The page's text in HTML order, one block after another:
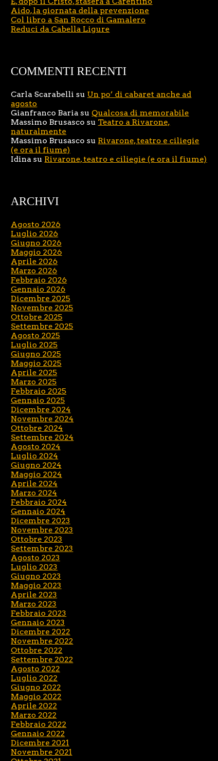
Aido, la giornata della prevenzione
Col libro a San Rocco di Gamalero
Reduci da Cabella Ligure
COMMENTI RECENTI
Carla Scarabelli su Un po’ di cabaret anche ad
agosto
Gianfranco Baria su Qualcosa di memorabile
Massimo Brusasco su Teatro a Rivarone,
naturalmente
Massimo Brusasco su Rivarone, teatro e ciliegie
(e ora il fiume)
Idina su Rivarone, teatro e ciliegie (e ora il fiume)
ARCHIVI
Agosto 2026
Luglio 2026
Giugno 2026
Maggio 2026
Aprile 2026
Marzo 2026
Febbraio 2026
Gennaio 2026
Dicembre 2025
Novembre 2025
Ottobre 2025
Settembre 2025
Agosto 2025
Luglio 2025
Giugno 2025
Maggio 2025
Aprile 2025
Marzo 2025
Febbraio 2025
Gennaio 2025
Dicembre 2024
Novembre 2024
Ottobre 2024
Settembre 2024
Agosto 2024
Luglio 2024
Giugno 2024
Maggio 2024
Aprile 2024
Marzo 2024
Febbraio 2024
Gennaio 2024
Dicembre 2023
Novembre 2023
Ottobre 2023
Settembre 2023
Agosto 2023
Luglio 2023
Giugno 2023
Maggio 2023
Aprile 2023
Marzo 2023
Febbraio 2023
Gennaio 2023
Dicembre 2022
Novembre 2022
Ottobre 2022
Settembre 2022
Agosto 2022
Luglio 2022
Giugno 2022
Maggio 2022
Aprile 2022
Marzo 2022
Febbraio 2022
Gennaio 2022
Dicembre 2021
Novembre 2021